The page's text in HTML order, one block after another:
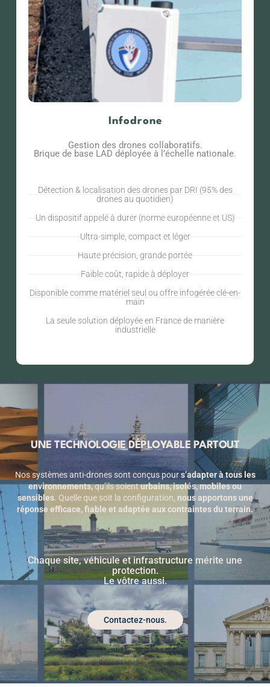
Infodrone​
Gestion des drones collaboratifs.
Brique de base LAD déployée à l’échelle nationale.
Détection & localisation des drones par DRI (95% des
drones au quotidien)
Un dispositif appelé à durer (norme européenne et US)
Ultra-simple, compact et léger
Haute précision, grande portée
Faible coût, rapide à déployer
Disponible comme matériel seul ou offre infogérée clé-en-
main
La seule solution déployée en France de manière
industrielle
UNE TECHNOLOGIE DÉPLOYABLE PARTOUT
Nos systèmes anti-drones sont conçus pours’adapter à tous les
environnements,qu’ils soienturbains, isolés, mobiles ou
sensibles. Quelle que soit la configuration, nous apportons une
réponse efficace, fiable et adaptée aux contraintes du terrain.
Chaque site, véhicule et infrastructure mérite une
protection.
Le vôtre aussi.
Contactez-nous.